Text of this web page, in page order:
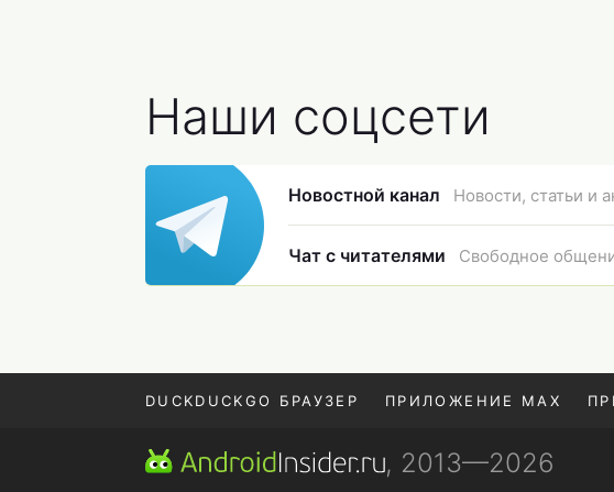
Наши соцсети
Новостной канал Новости, статьи и
Чат с читателями Свободное
DUCKDUCKGO БРАУЗЕР ПРИЛОЖЕНИЕ MAX
POCO F9 ULTRA , 2013—2026